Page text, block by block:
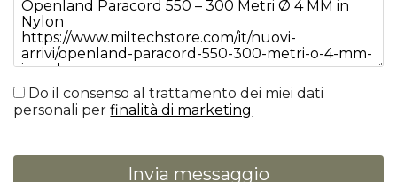
Do il consenso al trattamento dei miei dati
personali perfinalità di marketing
Invia messaggio